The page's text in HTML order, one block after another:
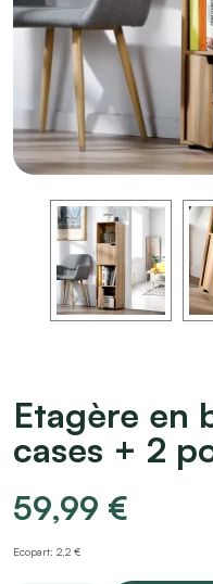
Etagère en
cases + 2
59,99 €
Ecopart: 2,2 €